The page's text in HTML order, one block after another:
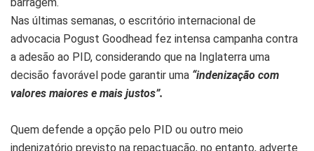
Nas últimas semanas, o escritório internacional de
advocacia Pogust Goodhead fez intensa campanha contra
a adesão ao PID, considerando que na Inglaterra uma
decisão favorável pode garantir uma “indenização com
valores maiores e mais justos”.
Quem defende a opção pelo PID ou outro meio
indenizatório previsto na repactuação, no entanto, adverte